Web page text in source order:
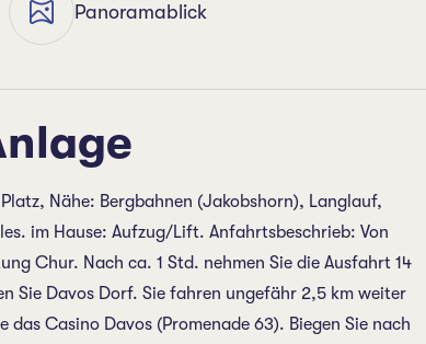
Panoramablick
Nähe: Bergbahnen (Jakobshorn), Langlauf,
im Hause: Aufzug/Lift. Anfahrtsbeschrieb: Von
Chur. Nach ca. 1 Std. nehmen Sie die Ausfahrt 14
Sie Davos Dorf. Sie fahren ungefähr 2,5 km weiter
Casino Davos (Promenade 63). Biegen Sie nach